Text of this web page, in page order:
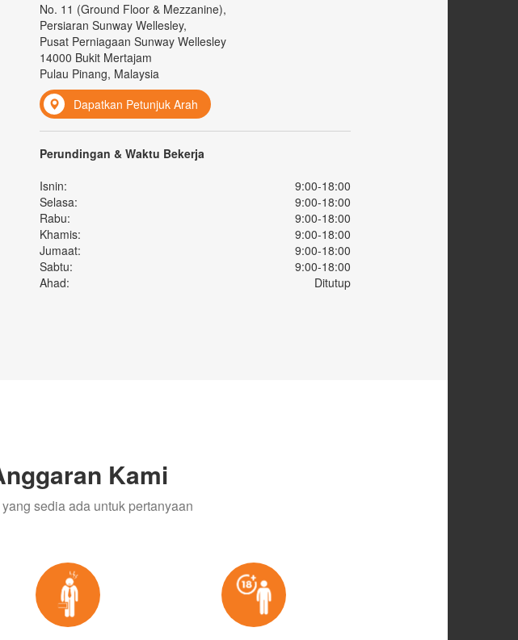
No. 11 (Ground Floor & Mezzanine),
Persiaran Sunway Wellesley,
Pusat Perniagaan Sunway Wellesley
14000 Bukit Mertajam
Pulau Pinang, Malaysia
Dapatkan Petunjuk Arah
Perundingan & Waktu Bekerja
Isnin:
9:00-18:00
Selasa:
9:00-18:00
Rabu:
9:00-18:00
Khamis:
9:00-18:00
Jumaat:
9:00-18:00
Sabtu:
9:00-18:00
Ahad:
Ditutup
Kami
sedia ada untuk pertanyaan